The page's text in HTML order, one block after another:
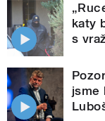
katy
s
jsme